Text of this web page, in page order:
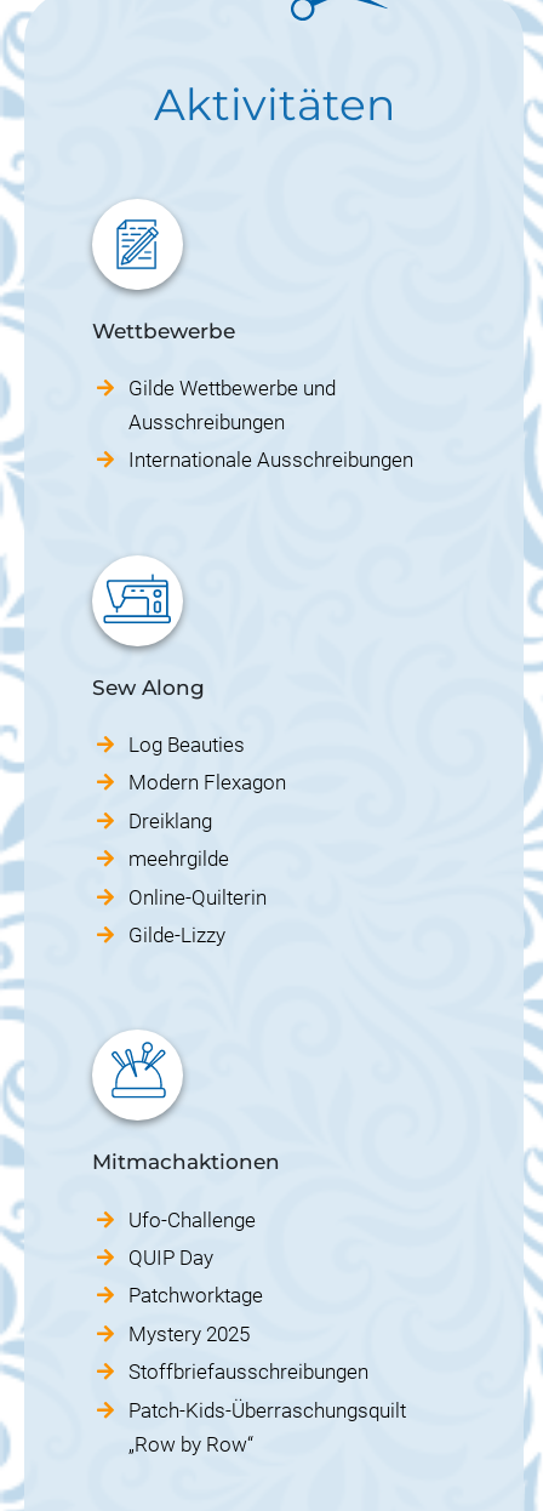
Aktivitäten
Wettbewerbe
Gilde Wettbewerbe und
Ausschreibungen
Internationale Ausschreibungen
Sew Along
Log Beauties
Modern Flexagon
Dreiklang
meehrgilde
Online-Quilterin
Gilde-Lizzy
Mitmachaktionen
Ufo-Challenge
QUIP Day
Patchworktage
Mystery 2025
Stoffbriefausschreibungen
Patch-Kids-Überraschungsquilt
„Row by Row“